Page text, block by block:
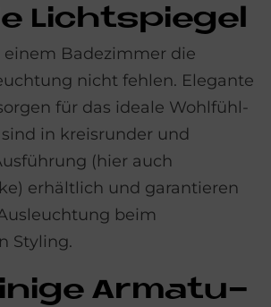
Licht­spie­gel
Badezimmer die
nicht fehlen. Elegante
für das ideale Wohlfühl-
in kreisrunder und
(hier auch
erhältlich und garantieren
beim
Styling.
Ar­ma­tu­